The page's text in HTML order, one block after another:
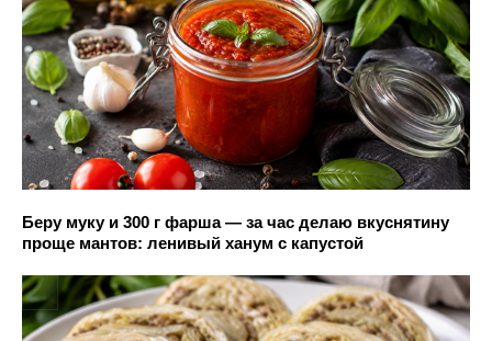
Беру муку и 300 г фарша — за час делаю вкуснятину
проще мантов: ленивый ханум с капустой